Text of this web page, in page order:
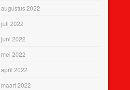
augustus 2022
juli 2022
juni 2022
mei 2022
april 2022
maart 2022